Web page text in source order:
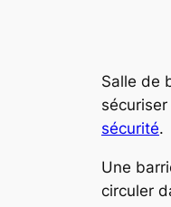
Salle de
sécurité.
Une
circuler